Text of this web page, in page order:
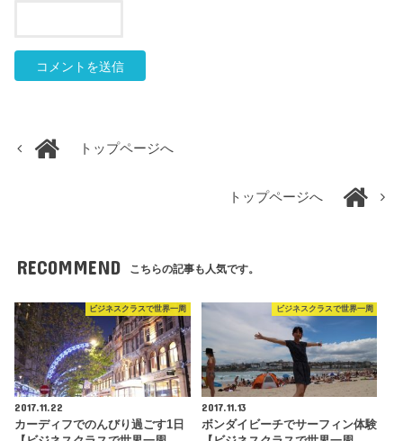
トップページへ
トップページへ
RECOMMEND こちらの記事も人気です。
ビジネスクラスで世界一周
2017.11.22
カーディフでのんびり過ごす1日
ビジネスクラスで世界一周
2017.11.13
ボンダイビーチでサーフィン体験